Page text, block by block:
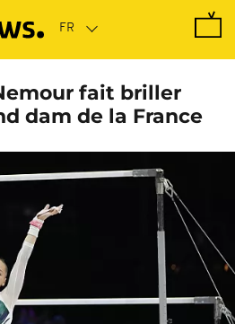
fait briller
dam de la France